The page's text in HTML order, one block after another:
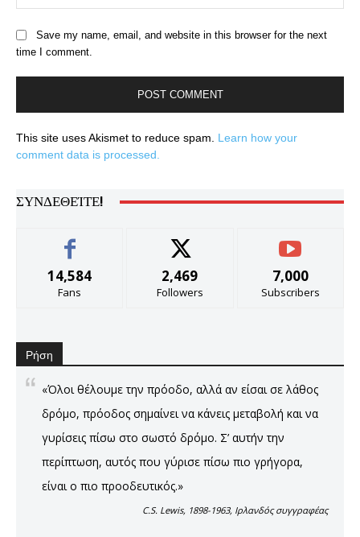
Save my name, email, and website in this browser for the next
time I comment.
This site uses Akismet to reduce spam. Learn how your
comment data is processed.
ΣΥΝΔΕΘΕΊΤΕ!
14,584
Fans
2,469
Followers
7,000
Subscribers
Ρήση
«Όλοι θέλουμε την πρόοδο, αλλά αν είσαι σε λάθος
δρόμο, πρόοδος σημαίνει να κάνεις μεταβολή και να
γυρίσεις πίσω στο σωστό δρόμο. Σ’ αυτήν την
περίπτωση, αυτός που γύρισε πίσω πιο γρήγορα,
είναι ο πιο προοδευτικός.»
C.S. Lewis, 1898-1963, Ιρλανδός συγγραφέας